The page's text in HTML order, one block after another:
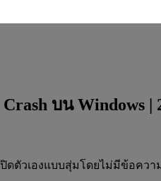
บน Windows |
ดตัวเองแบบสุ่มโดยไม่มีข้อค